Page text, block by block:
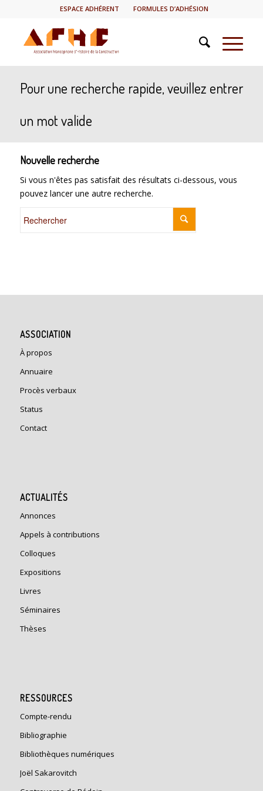
ESPACE ADHÉRENT FORMULES D’ADHÉSION
Pour une recherche rapide, veuillez entrer
un mot valide
Nouvelle recherche
Si vous n'êtes pas satisfait des résultats ci-dessous, vous
pouvez lancer une autre recherche.
ASSOCIATION
À propos
Annuaire
Procès verbaux
Status
Contact
ACTUALITÉS
Annonces
Appels à contributions
Colloques
Expositions
Livres
Séminaires
Thèses
RESSOURCES
Compte-rendu
Bibliographie
Bibliothèques numériques
Joël Sakarovitch